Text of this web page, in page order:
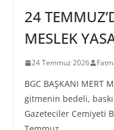
24
MESLEK
24 Temmuz 2026
BGC BAŞKANI MERT
gitmenin bedeli,
Gazeteciler Cemiyeti